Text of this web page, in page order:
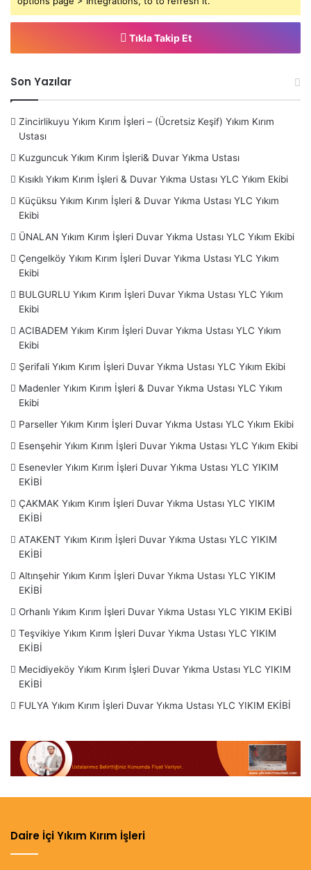
Esatpaşa – Ferhatpaşa – İçerenköy – Kayışdağı -
Küçükbakkalköy – Yenisahra –Avcılar– Bağcılar – Güneşli
– Şirinevler – Yenibosna –
Beşiktaş– Bebek – Etiler – Gayrettepe – Levent – Ortaköy
Beylikdüzü –Beyoğlu
Büyükçekmece
– Çatalca – Çekmeköy
Çamlık – Nişantepe – Ömerli – Reşadiye – Taşdelen –
Esenler – Esenyurt – Eyüpsultan
Topkapı – Balat – Cerrahpaşa – Gaziosmanpaşa –
Güngören– Haznedar – Tozkoparan –Kadıköy– Acıbadem
– Bostancı – Caddebostan – Erenköy – Fikirtepe – Göztepe
– Koşuyolu – Kozyatağı – Suadiye –Kağıthane– Çağlayan –
Çeliktepe –Kartal– Cevizli – Soğanlık – Uğurmumcu –
Küçükçekmece
Başıbüyük – İdealtepe – Fındıklı –Pendik– Kaynarca –
Samandıra-Sarıyer– Ayazağa – Baltalimanı – Emirgan –
Ferahevler – İstinye – Maslak – Tarabya – Tekeriyaköy –
Silivri – Sultanbeyli–Sultangazi– Habibler – Şile– Ağva –
Şişli – Feriköy – Fulya – Mecidiyeköy – Teşfikiye –Tuzla
Orhanlı –
Esenevler – Esenşehir – Parseller – Madenler – Şerifali –
– Acıbadem – Bulgurlu – Çengelköy – Ünalan –
www.moluzcu.com, www.istanbulmolozatim.com
Edebilirsiniz.
Tıkla Takip Et
Son Yazılar
Zincirlikuyu Yıkım Kırım İşleri – (Ücretsiz Keşif) Yıkım Kırım
Ustası
Kuzguncuk Yıkım Kırım İşleri& Duvar Yıkma Ustası
Kısıklı Yıkım Kırım İşleri & Duvar Yıkma Ustası YLC Yıkım Ekibi
Küçüksu Yıkım Kırım İşleri & Duvar Yıkma Ustası YLC Yıkım
Ekibi
ÜNALAN Yıkım Kırım İşleri Duvar Yıkma Ustası YLC Yıkım Ekibi
Çengelköy Yıkım Kırım İşleri Duvar Yıkma Ustası YLC Yıkım
Ekibi
BULGURLU Yıkım Kırım İşleri Duvar Yıkma Ustası YLC Yıkım
Ekibi
ACIBADEM Yıkım Kırım İşleri Duvar Yıkma Ustası YLC Yıkım
Ekibi
Şerifali Yıkım Kırım İşleri Duvar Yıkma Ustası YLC Yıkım Ekibi
Madenler Yıkım Kırım İşleri & Duvar Yıkma Ustası YLC Yıkım
Ekibi
Parseller Yıkım Kırım İşleri Duvar Yıkma Ustası YLC Yıkım Ekibi
Esenşehir Yıkım Kırım İşleri Duvar Yıkma Ustası YLC Yıkım Ekibi
Esenevler Yıkım Kırım İşleri Duvar Yıkma Ustası YLC YIKIM
EKİBİ
ÇAKMAK Yıkım Kırım İşleri Duvar Yıkma Ustası YLC YIKIM
EKİBİ
ATAKENT Yıkım Kırım İşleri Duvar Yıkma Ustası YLC YIKIM
EKİBİ
Altınşehir Yıkım Kırım İşleri Duvar Yıkma Ustası YLC YIKIM
EKİBİ
Orhanlı Yıkım Kırım İşleri Duvar Yıkma Ustası YLC YIKIM EKİBİ
Teşvikiye Yıkım Kırım İşleri Duvar Yıkma Ustası YLC YIKIM
EKİBİ
Mecidiyeköy Yıkım Kırım İşleri Duvar Yıkma Ustası YLC YIKIM
EKİBİ
FULYA Yıkım Kırım İşleri Duvar Yıkma Ustası YLC YIKIM EKİBİ
Daire İçi Yıkım Kırım İşleri